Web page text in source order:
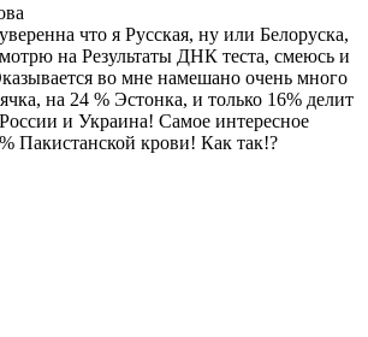
что я Русская, ну или Белоруска,
на Результаты ДНК теста, смеюсь и
во мне намешано очень много
на 24 % Эстонка, и только 16% делит
и Украина! Самое интересное
Пакистанской крови! Как так!?